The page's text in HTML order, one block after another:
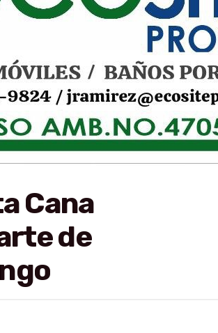
Cana
de